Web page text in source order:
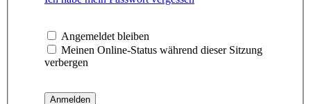
Angemeldet bleiben
Meinen Online-Status während dieser Sitzung
verbergen